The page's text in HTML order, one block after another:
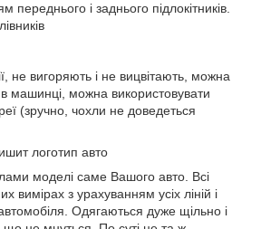
переднього і заднього підлокітників.
не вигоряють і не вицвітають, можна
в машинці, можна використовувати
(зручно, чохли не доведеться
логотип авто
моделі саме Вашого авто. Всі
вимірах з урахуванням усіх ліній і
Одягаються дуже щільно і